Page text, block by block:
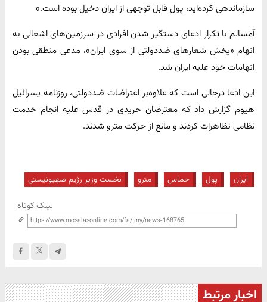
سازماندهی کرده‌اید، پول قابل توجهی از ایران دخیل بوده است.»
آمسالم با تکرار ادعای دستگیر شدن افرادی در سرزمین‌های اشغالی به
اتهام «پخش شعارهای ضددولتی از سوی ایران»، مدعی منطقی بودن
اتهامات خود علیه ایران شد.
این ادعا درحالی است که علاوه‌بر اعتراضات ضددولتی، روزنامه یسرائیل
هیوم گزارش داد که معترضان حریدی در قدس علیه انجام خدمت
نظامی تظاهرات کردند و مانع از حرکت مترو شدند.
ایران پول حماس مترو نخست وزیر رژیم صهیونیستی
لینک کوتاه
اخبار مرتبط